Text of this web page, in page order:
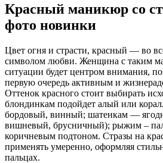
Красный маникюр со
фото новинки
Цвет огня и страсти, красный — во
символом любви. Женщина с таким
ситуации будет центром внимания,
первую очередь активным и
Оттенок красного стоит выбирать
блондинкам подойдет алый или
бордовый, винный; шатенкам —
вишневый, брусничный); рыжим –
коричневым подтоном. Стразы на
применять умеренно, оформляя
пальцах.